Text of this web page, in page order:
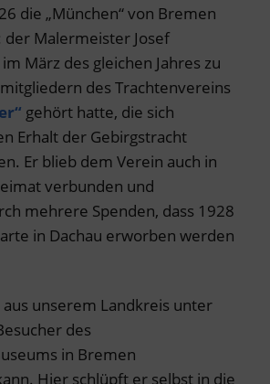
die „München“ von Bremen
der Malermeister Josef
März des gleichen Jahres zu
des Trachtenvereins
gehört hatte, die sich
Erhalt der Gebirgstracht
Er blieb dem Verein auch in
verbunden und
mehrere Spenden, dass 1928
in Dachau erworben werden
aus unserem Landkreis unter
des
in Bremen
Hier schlüpft er selbst in die